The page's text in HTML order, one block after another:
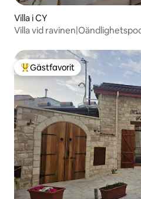
Villa i CY
Villa vid
Populär gästfavorit
Gästfavorit